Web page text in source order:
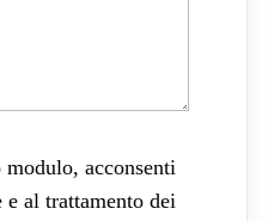
acconsenti
al trattamento dei